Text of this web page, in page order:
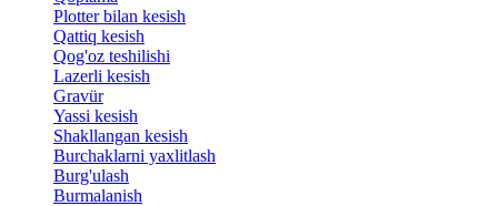
Plotter bilan kesish
Qattiq kesish
Qog'oz teshilishi
Lazerli kesish
Gravür
Yassi kesish
Shakllangan kesish
Burchaklarni yaxlitlash
Burg'ulash
Burmalanish